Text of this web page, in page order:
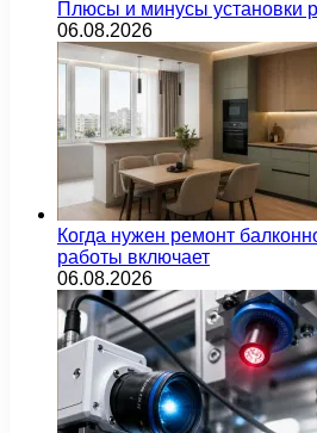
Плюсы и минусы установки
06.08.2026
Когда нужен ремонт
работы включает
06.08.2026